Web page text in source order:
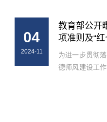
04
2024-11
教育部公开
项准则及“红
为进一步贯彻
德师风建设工